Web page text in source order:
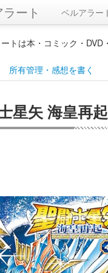
ート ベルアラー
トは本・コミック・
所有管理・感想を書く
星矢 海皇再